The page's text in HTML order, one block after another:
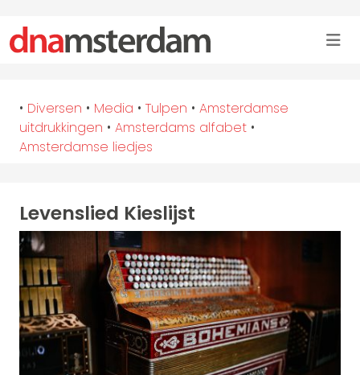
• Diversen • Media • Tulpen • Amsterdamse
uitdrukkingen • Amsterdams alfabet •
Amsterdamse liedjes
Levenslied Kieslijst